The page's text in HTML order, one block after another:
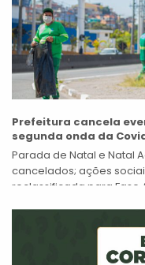
Prefeitura cancela
segunda onda da
Parada de Natal e Natal
cancelados; ações
reclassificada para Fase